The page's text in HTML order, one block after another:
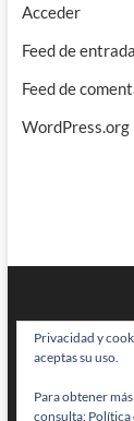
Acceder
Feed de
Feed de
WordPress.org
Privacidad y
aceptas su uso.
Para obtener
consulta: Política